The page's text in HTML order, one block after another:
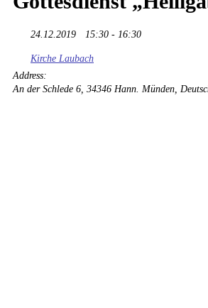
24.12.2019 15:30 - 16:30
Kirche Laubach
Address:
An der Schlede 6, 34346 Hann. Münden,